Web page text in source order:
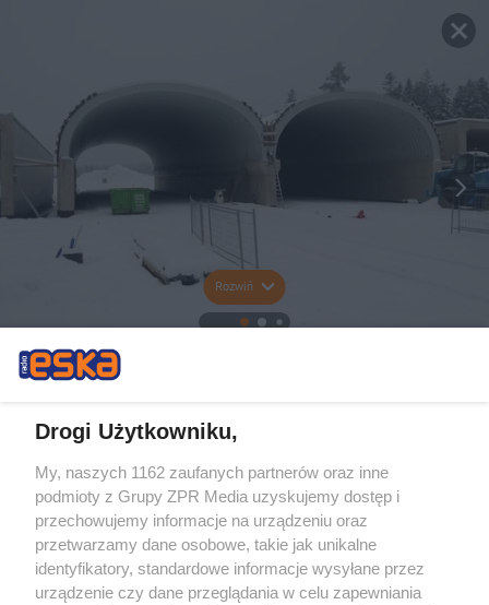
Rozwiń
Drogi Użytkowniku,
My, naszych 1162 zaufanych partnerów oraz inne
podmioty z Grupy ZPR Media uzyskujemy dostęp i
przechowujemy informacje na urządzeniu oraz
przetwarzamy dane osobowe, takie jak unikalne
identyfikatory, standardowe informacje wysyłane przez
urządzenie czy dane przeglądania w celu zapewniania